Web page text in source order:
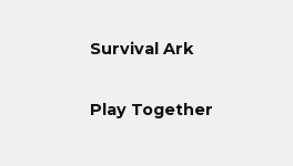
Survival Ark
Play Together